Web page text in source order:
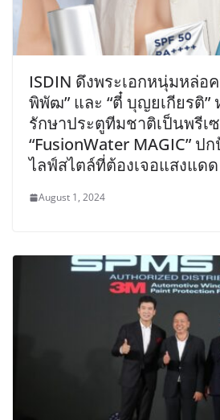
ISDIN ดึงพระเอกหนุ่มหล่อค
พิพัฒ” และ “ตี๋ บุญยเกียรติ
รักษาประตูทีมชาติเป็นพรีเ
“FusionWater MAGIC” ป
ไลฟ์สไตล์ที่ต้องเจอแสงแดด
August 1, 2024